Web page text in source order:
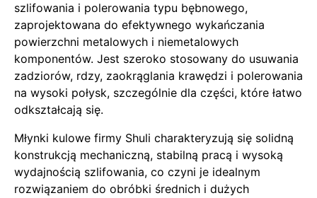
szlifowania i polerowania typu bębnowego,
zaprojektowana do efektywnego wykańczania
powierzchni metalowych i niemetalowych
komponentów. Jest szeroko stosowany do usuwania
zadziorów, rdzy, zaokrąglania krawędzi i polerowania
na wysoki połysk, szczególnie dla części, które łatwo
odkształcają się.
Młynki kulowe firmy Shuli charakteryzują się solidną
konstrukcją mechaniczną, stabilną pracą i wysoką
wydajnością szlifowania, co czyni je idealnym
rozwiązaniem do obróbki średnich i dużych